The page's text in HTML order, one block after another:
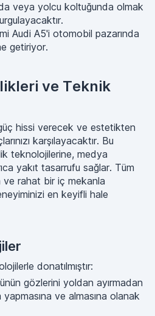
veya yolcu koltuğunda olmak
Audi A5'i otomobil pazarında
getiriyor.
ve Teknik
hissi verecek ve estetikten
karşılayacaktır. Bu
teknolojilerine, medya
yakıt tasarrufu sağlar. Tüm
ve rahat bir iç mekanla
en keyifli hale
donatılmıştır:
gözlerini yoldan ayırmadan
ve almasına olanak